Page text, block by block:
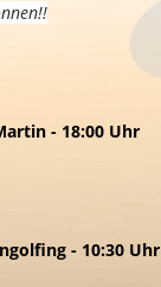
- 18:00 Uhr
- 10:30 Uhr